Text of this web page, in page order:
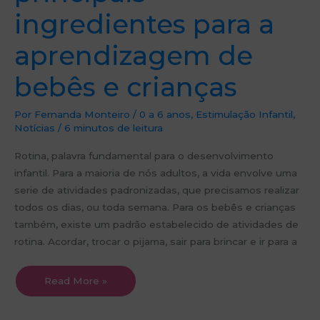
ingredientes para a
aprendizagem de
bebês e crianças
Por Fernanda Monteiro / 0 a 6 anos, Estimulação Infantil,
Notícias / 6 minutos de leitura
Rotina, palavra fundamental para o desenvolvimento
infantil. Para a maioria de nós adultos, a vida envolve uma
serie de atividades padronizadas, que precisamos realizar
todos os dias, ou toda semana. Para os bebês e crianças
também, existe um padrão estabelecido de atividades de
rotina. Acordar, trocar o pijama, sair para brincar e ir para a
Read More »